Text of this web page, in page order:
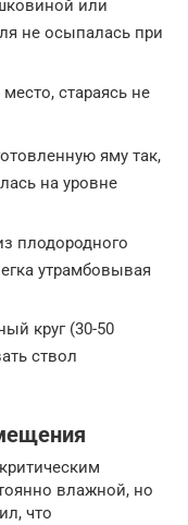
или
не осыпалась при
стараясь не
яму так,
на уровне
плодородного
утрамбовывая
круг (30-50
ствол
влажной, но
что